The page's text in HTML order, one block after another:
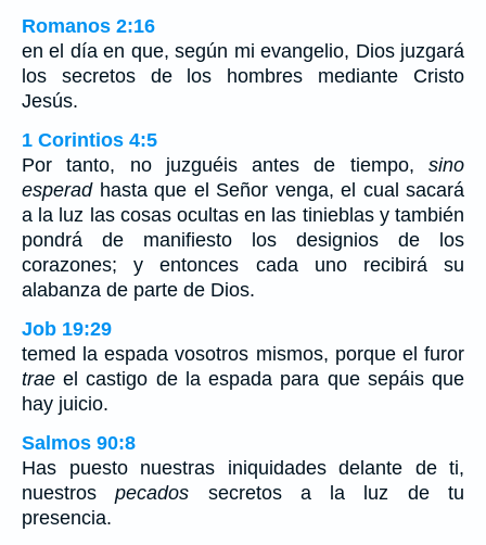
Romanos 2:16
en el día en que, según mi evangelio, Dios juzgará
los secretos de los hombres mediante Cristo
Jesús.
1 Corintios 4:5
Por tanto, no juzguéis antes de tiempo, sino
esperadhasta que el Señor venga, el cual sacará
a la luz las cosas ocultas en las tinieblas y también
pondrá de manifiesto los designios de los
corazones; y entonces cada uno recibirá su
alabanza de parte de Dios.
Job 19:29
temed la espada vosotros mismos, porque el furor
trae el castigo de la espada para que sepáis que
hay juicio.
Salmos 90:8
Has puesto nuestras iniquidades delante de ti,
nuestrospecados secretos a la luz de tu
presencia.